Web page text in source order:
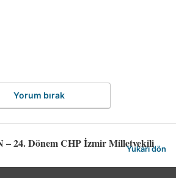
Yorum bırak
– 24. Dönem CHP İzmir Milletvekili
Yukarı dön